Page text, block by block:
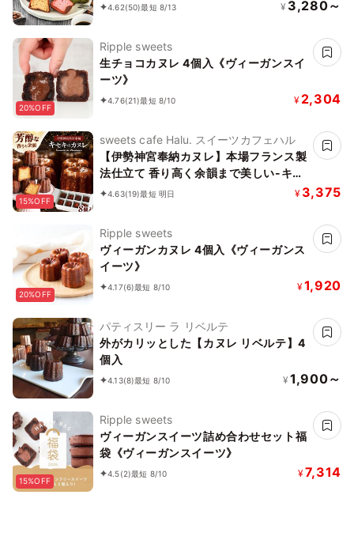
4.62(50)最短 8/13 ¥ 3,280～
20%OFF
Ripple sweets
生チョコカヌレ 4個入《ヴィーガンスイ
ーツ》
4.76(21)最短 8/10 ¥ 2,304
15%OFF
sweets cafe Halu. スイーツカフェハル
【伊勢神宮奉納カヌレ】本場フランス製
法仕立て 香り高く余韻まで美しい-キセ
キのカヌレ お中元2026
4.63(19)最短 明日 ¥ 3,375
20%OFF
Ripple sweets
ヴィーガンカヌレ 4個入《ヴィーガンス
イーツ》
4.17(6)最短 8/10 ¥1,920
パティスリー ラ リベルテ
外がカリッとした【カヌレ リベルテ】4
個入
4.13(8)最短 8/10 ¥ 1,900～
15%OFF
Ripple sweets
ヴィーガンスイーツ詰め合わせセット福
袋《ヴィーガンスイーツ》
4.5(2)最短 8/10 ¥7,314